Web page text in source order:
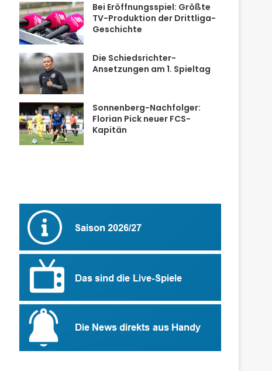
Bei Eröffnungsspiel: Größte
TV-Produktion der Drittliga-
Geschichte
Die Schiedsrichter-
Ansetzungen am 1. Spieltag
Sonnenberg-Nachfolger:
Florian Pick neuer FCS-
Kapitän